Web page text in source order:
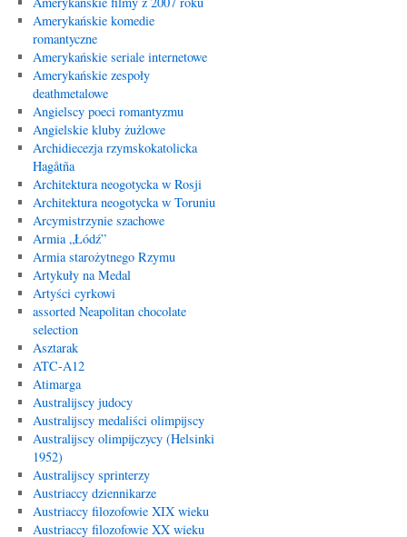
Amerykańskie komedie
romantyczne
Amerykańskie seriale internetowe
Amerykańskie zespoły
deathmetalowe
Angielscy poeci romantyzmu
Angielskie kluby żużlowe
Archidiecezja rzymskokatolicka
Hagåtña
Architektura neogotycka w Rosji
Architektura neogotycka w Toruniu
Arcymistrzynie szachowe
Armia „Łódź”
Armia starożytnego Rzymu
Artykuły na Medal
Artyści cyrkowi
assorted Neapolitan chocolate
selection
Asztarak
ATC-A12
Atimarga
Australijscy judocy
Australijscy medaliści olimpijscy
Australijscy olimpijczycy (Helsinki
1952)
Australijscy sprinterzy
Austriaccy dziennikarze
Austriaccy filozofowie XIX wieku
Austriaccy filozofowie XX wieku